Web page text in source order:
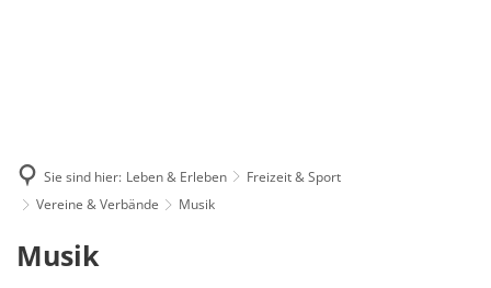
Sie sind hier: Leben & Erleben
Freizeit & Sport
Vereine & Verbände
Musik
Musik
Musik